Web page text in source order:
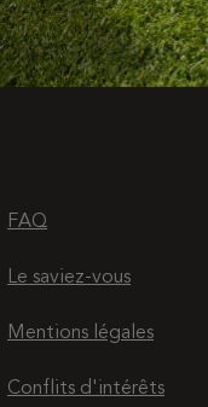
FAQ
Le saviez-vous
Mentions légales
Conflits d'intérêts